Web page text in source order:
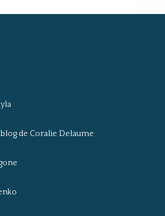
de Coralie Delaume